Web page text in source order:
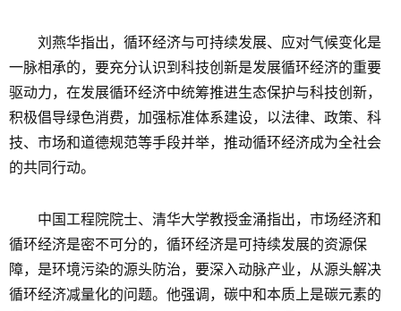
刘燕华指出，循环经济与可持续发展、应对气候变化是
一脉相承的，要充分认识到科技创新是发展循环经济的重要
驱动力，在发展循环经济中统筹推进生态保护与科技创新，
积极倡导绿色消费，加强标准体系建设，以法律、政策、科
技、市场和道德规范等手段并举，推动循环经济成为全社会
的共同行动。
中国工程院院士、清华大学教授金涌指出，市场经济和
循环经济是密不可分的，循环经济是可持续发展的资源保
障，是环境污染的源头防治，要深入动脉产业，从源头解决
循环经济减量化的问题。他强调，碳中和本质上是碳元素的